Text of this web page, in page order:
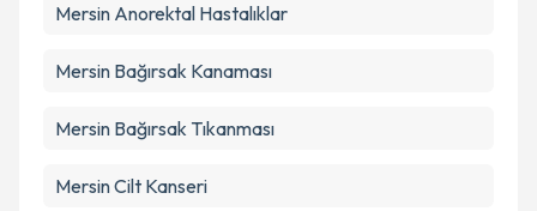
Mersin Anorektal Hastalıklar
Mersin Bağırsak Kanaması
Mersin Bağırsak Tıkanması
Mersin Cilt Kanseri